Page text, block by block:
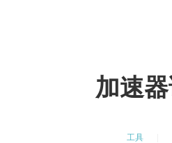
加速
工具